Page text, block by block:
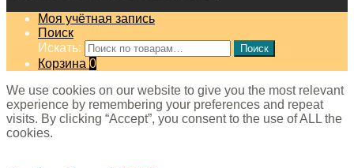
Моя учётная запись
Поиск
Искать:
Поиск
Корзина 0
We use cookies on our website to give you the most relevant
experience by remembering your preferences and repeat
visits. By clicking “Accept”, you consent to the use of ALL the
cookies.